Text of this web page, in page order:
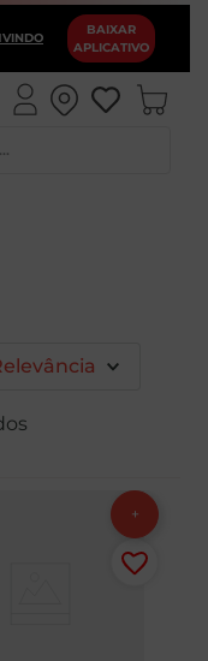
BAIXAR
APLICATIVO